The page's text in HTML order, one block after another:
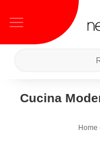
Cucina
Home